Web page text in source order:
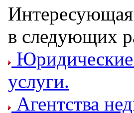
в следующих
Юридические
услуги.
Агентства